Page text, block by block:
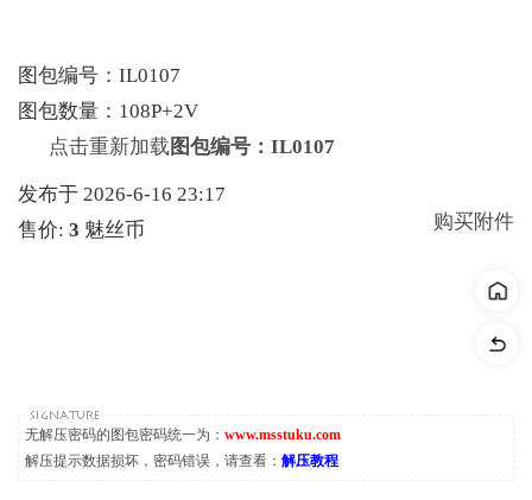
图包编号：IL0107
图包数量：108P+2V
点击重新加载 图包编号：IL0107
发布于 2026-6-16 23:17
售价: 3 魅丝币 购买附件
无解压密码的图包密码统一为： www.msstuku.com
解压提示数据损坏，密码错误，请查看： 解压教程